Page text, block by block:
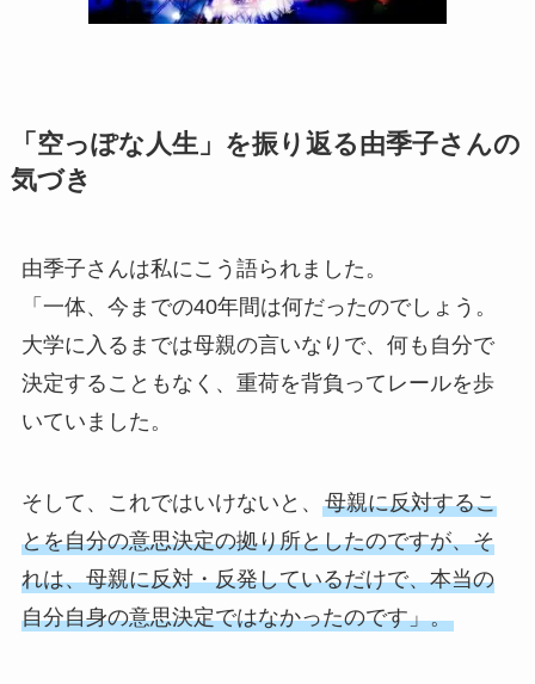
「空っぽな人生」を振り返る由季子さんの
気づき
由季子さんは私にこう語られました。
「一体、今までの40年間は何だったのでしょう。
大学に入るまでは母親の言いなりで、何も自分で
決定することもなく、重荷を背負ってレールを歩
いていました。
そして、これではいけないと、 母親に反対するこ
とを自分の意思決定の拠り所としたのですが、そ
れは、母親に反対・反発しているだけで、本当の
自分自身の意思決定ではなかったのです」。